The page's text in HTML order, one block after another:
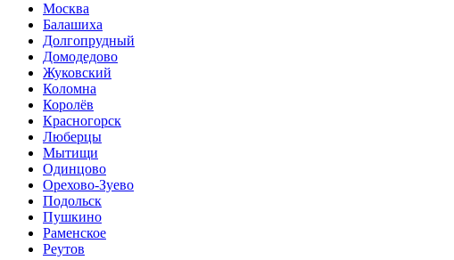
Москва
Балашиха
Долгопрудный
Домодедово
Жуковский
Коломна
Королёв
Красногорск
Люберцы
Мытищи
Одинцово
Орехово-Зуево
Подольск
Пушкино
Раменское
Реутов